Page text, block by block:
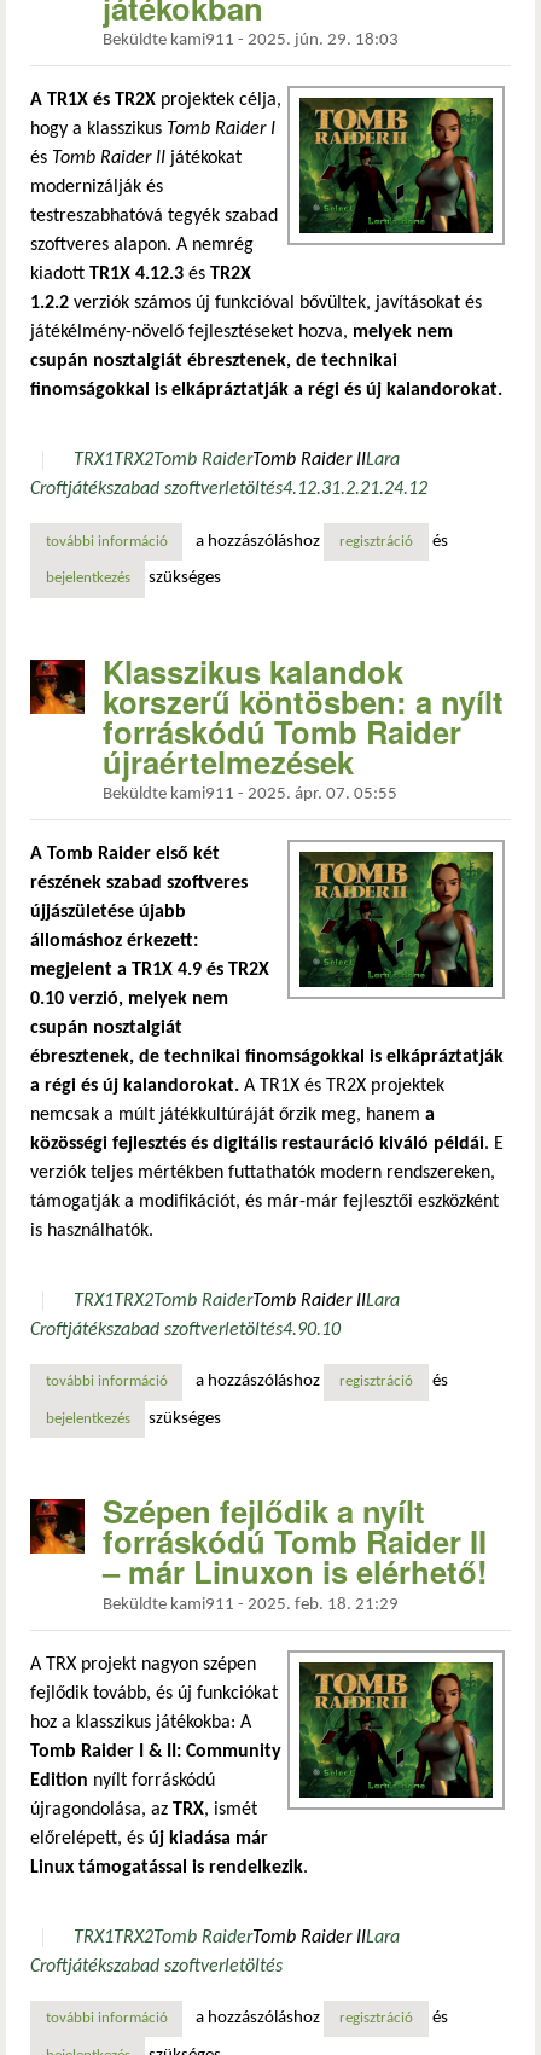
Beküldte kami911 - 2025. jún. 29. 18:03
A TR1X és TR2X projektek célja,
hogy a klasszikus Tomb Raider I
és Tomb Raider II játékokat
modernizálják és
testreszabhatóvá tegyék szabad
szoftveres alapon. A nemrég
kiadott TR1X 4.12.3 és TR2X
1.2.2 verziók számos új funkcióval bővültek, javításokat és
játékélmény-növelő fejlesztéseket hozva, melyek nem
csupán nosztalgiát ébresztenek, de technikai
finomságokkal is elkápráztatják a régi és új kalandorokat.
TRX1TRX2Tomb RaiderTomb Raider IILara
Croftjátékszabad szoftverletöltés4.12.31.2.21.24.12
további információszabadság és fejlesztés a klasszikus tomb raider
a hozzászóláshoz regisztráció és
bejelentkezés szükséges
Klasszikus kalandok
korszerű köntösben: a nyílt
forráskódú Tomb Raider
újraértelmezések
Beküldte kami911 - 2025. ápr. 07. 05:55
A Tomb Raider első két
részének szabad szoftveres
újjászületése újabb
állomáshoz érkezett:
megjelent a TR1X 4.9 és TR2X
0.10 verzió, melyek nem
csupán nosztalgiát
ébresztenek, de technikai finomságokkal is elkápráztatják
a régi és új kalandorokat. A TR1X és TR2X projektek
nemcsak a múlt játékkultúráját őrzik meg, hanem a
közösségi fejlesztés és digitális restauráció kiváló példái. E
verziók teljes mértékben futtathatók modern rendszereken,
támogatják a modifikációt, és már-már fejlesztői eszközként
is használhatók.
TRX1TRX2Tomb RaiderTomb Raider IILara
Croftjátékszabad szoftverletöltés4.90.10
további információklasszikus kalandok korszerű köntösben: a nyílt
a hozzászóláshoz regisztráció és
bejelentkezés szükséges
Szépen fejlődik a nyílt
forráskódú Tomb Raider II
– már Linuxon is elérhető!
Beküldte kami911 - 2025. feb. 18. 21:29
A TRX projekt nagyon szépen
fejlődik tovább, és új funkciókat
hoz a klasszikus játékokba: A
Tomb Raider I & II: Community
Edition nyílt forráskódú
újragondolása, az TRX, ismét
előrelépett, és új kiadása már
Linux támogatással is rendelkezik.
TRX1TRX2Tomb RaiderTomb Raider IILara
Croftjátékszabad szoftverletöltés
további információszépen fejlődik a nyílt forráskódú tomb raider ii – már
a hozzászóláshoz regisztráció és